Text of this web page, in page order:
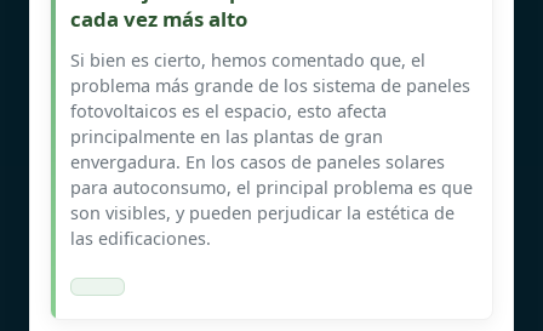
cada vez más alto
Si bien es cierto, hemos comentado que, el
problema más grande de los sistema de paneles
fotovoltaicos es el espacio, esto afecta
principalmente en las plantas de gran
envergadura. En los casos de paneles solares
para autoconsumo, el principal problema es que
son visibles, y pueden perjudicar la estética de
las edificaciones.